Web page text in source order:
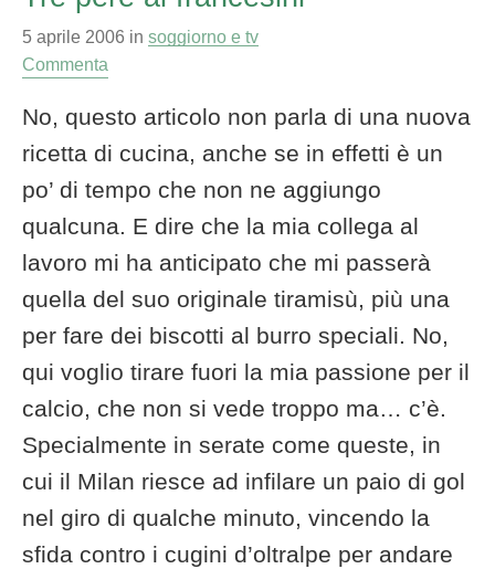
5 aprile 2006 in soggiorno e tv
Commenta
No, questo articolo non parla di una nuova
ricetta di cucina, anche se in effetti è un
po’ di tempo che non ne aggiungo
qualcuna. E dire che la mia collega al
lavoro mi ha anticipato che mi passerà
quella del suo originale tiramisù, più una
per fare dei biscotti al burro speciali. No,
qui voglio tirare fuori la mia passione per il
calcio, che non si vede troppo ma… c’è.
Specialmente in serate come queste, in
cui il Milan riesce ad infilare un paio di gol
nel giro di qualche minuto, vincendo la
sfida contro i cugini d’oltralpe per andare